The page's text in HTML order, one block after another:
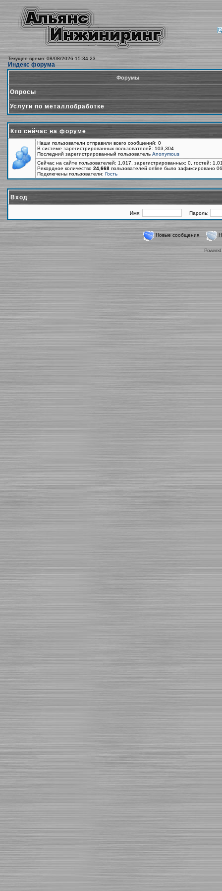
Текущее время: 08/08/2026 15:34:23
Индекс форума
Форумы
Опросы
Услуги по металлобработке
Кто сейчас на форуме
Наши пользователи отправили всего сообщений: 0
В системе зарегистрированных пользователей: 103,304
Последний зарегистрированный пользователь Anonymous
Сейчас на сайте пользователей: 1,017, зарегистрированных: 0, гостей:
Рекордное количество 24,668 пользователей online было зафиксировано
Подключены пользователи: Гость
Вход
Имя: Пароль:
Новые сообщения